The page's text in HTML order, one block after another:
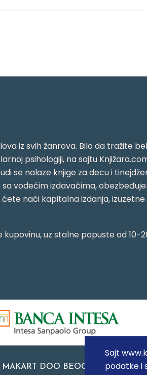
Sajt
podatke i
iz svih žanrova. Bilo da tražite
psihologiji, na sajtu
se nalaze knjige za decu i
vodećim izdavačima,
naći kapitalna izdanja, izuzetne
uz stalne popuste od 10-
DOO BEOGRAD (NOVI